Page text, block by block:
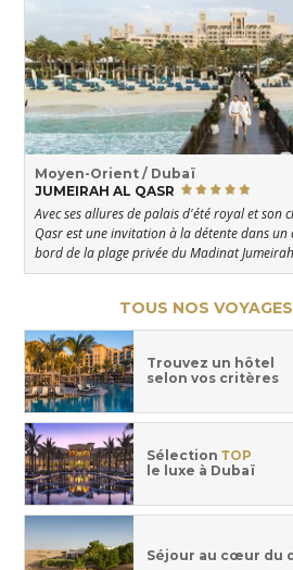
Moyen-Orient / Dubaï
JUMEIRAH AL QASR
Avec ses allures de palais d'été royal et son
Qasr est une invitation à la détente dans
bord de la plage privée du Madinat
TOUS NOS
Trouvez un hôtel
selon vos critères
Sélection TOP
le luxe à Dubaï
Séjour au cœur du